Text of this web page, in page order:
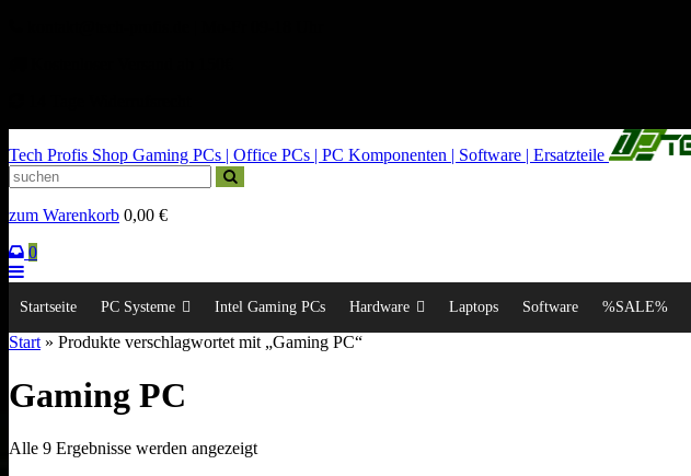
Tech Profis Shop Gaming PCs | Office PCs | PC Komponenten | Software | Ersatzteile
zum Warenkorb 0,00 €
0
Startseite PC Systeme Intel Gaming PCs Hardware Laptops Software %SALE%
Start » Produkte verschlagwortet mit „Gaming PC“
Gaming PC
Alle 9 Ergebnisse werden angezeigtNach